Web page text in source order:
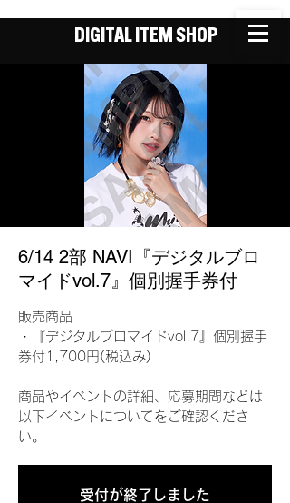
DIGITAL ITEM SHOP
6/14 2部 NAVI『デジタルブロ
マイドvol.7』個別握手券付
販売商品
・『デジタルブロマイドvol.7』個別握手
券付1,700円(税込み)
商品やイベントの詳細、応募期間などは
以下イベントについてをご確認くださ
い。
受付が終了しました